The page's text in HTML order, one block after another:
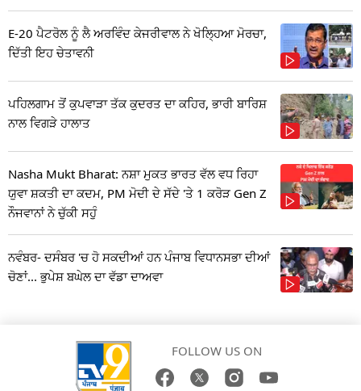
E-20 ਪੈਟਰੋਲ ਨੂੰ ਲੈ ਅਰਵਿੰਦ ਕੇਜਰੀਵਾਲ ਨੇ ਖੋਲ੍ਹਿਆ ਮੋਰਚਾ,
ਦਿੱਤੀ ਇਹ ਚੇਤਾਵਨੀ
ਪਹਿਲਗਾਮ ਤੋਂ ਕੁਪਵਾੜਾ ਤੱਕ ਕੁਦਰਤ ਦਾ ਕਹਿਰ, ਭਾਰੀ ਬਾਰਿਸ਼
ਨਾਲ ਵਿਗੜੇ ਹਾਲਾਤ
Nasha Mukt Bharat: ਨਸ਼ਾ ਮੁਕਤ ਭਾਰਤ ਵੱਲ ਵਧ ਰਿਹਾ
ਯੁਵਾ ਸ਼ਕਤੀ ਦਾ ਕਦਮ, PM ਮੋਦੀ ਦੇ ਸੱਦੇ 'ਤੇ 1 ਕਰੋੜ Gen Z
ਨੌਜਵਾਨਾਂ ਨੇ ਚੁੱਕੀ ਸਹੁੰ
ਨਵੰਬਰ- ਦਸੰਬਰ 'ਚ ਹੋ ਸਕਦੀਆਂ ਹਨ ਪੰਜਾਬ ਵਿਧਾਨਸਭਾ ਦੀਆਂ
ਚੋਣਾਂ... ਭੁਪੇਸ਼ ਬਘੇਲ ਦਾ ਵੱਡਾ ਦਾਅਵਾ
FOLLOW US ON